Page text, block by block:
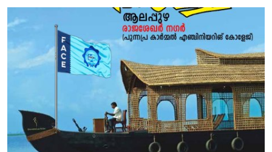
Obituary
Sports
Travel & Tourism
Gallery